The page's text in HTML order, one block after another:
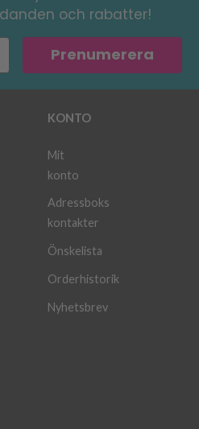
och rabatter!
Prenumerera
KONTO
Mit
konto
Adressboks
kontakter
Önskelista
Orderhistorik
Nyhetsbrev